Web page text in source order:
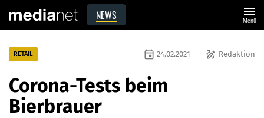
NEWS menu
Menü
RETAIL draw Redaktion
event 24.02.2021
Corona-Tests beim
Bierbrauer